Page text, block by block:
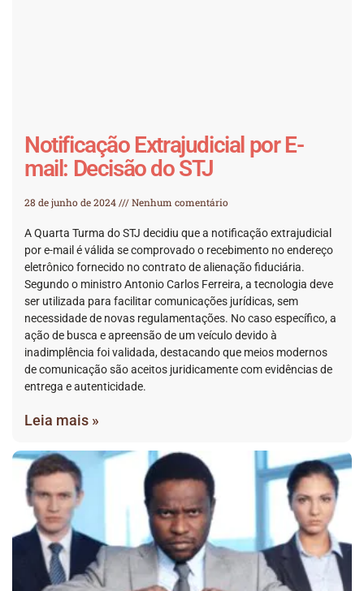
Notificação Extrajudicial por E-
mail: Decisão do STJ
28 de junho de 2024 Nenhum comentário
A Quarta Turma do STJ decidiu que a notificação extrajudicial
por e-mail é válida se comprovado o recebimento no endereço
eletrônico fornecido no contrato de alienação fiduciária.
Segundo o ministro Antonio Carlos Ferreira, a tecnologia deve
ser utilizada para facilitar comunicações jurídicas, sem
necessidade de novas regulamentações. No caso específico, a
ação de busca e apreensão de um veículo devido à
inadimplência foi validada, destacando que meios modernos
de comunicação são aceitos juridicamente com evidências de
entrega e autenticidade.
Leia mais »